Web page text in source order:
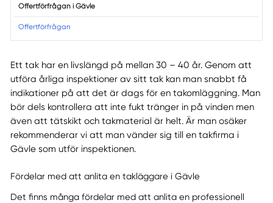
Offertförfrågan i Gävle
Offertförfrågan
Ett tak har en livslängd på mellan 30 – 40 år. Genom att
utföra årliga inspektioner av sitt tak kan man snabbt få
indikationer på att det är dags för en takomläggning. Man
bör dels kontrollera att inte fukt tränger in på vinden men
även att tätskikt och takmaterial är helt. Är man osäker
rekommenderar vi att man vänder sig till en takfirma i
Gävle som utför inspektionen.
Fördelar med att anlita en takläggare i Gävle
Det finns många fördelar med att anlita en professionell